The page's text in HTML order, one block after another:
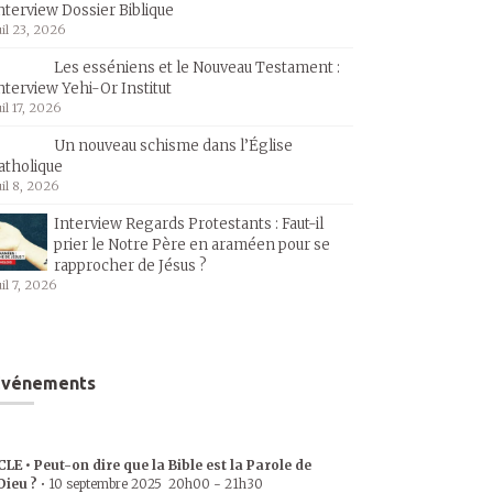
Dossier Biblique
23, 2026
Les esséniens et le Nouveau Testament :
Yehi-Or Institut
17, 2026
Un nouveau schisme dans l’Église
8, 2026
Interview Regards Protestants : Faut-il
prier le Notre Père en araméen pour se
rapprocher de Jésus ?
7, 2026
• Peut-on dire que la Bible est la Parole de
? • 10 septembre 2025 20h00 - 21h30